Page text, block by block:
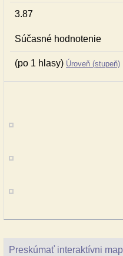
3.87
Súčasné hodnotenie
(po 1 hlasy) Úroveň (stupeň)
Preskúmať interaktívni